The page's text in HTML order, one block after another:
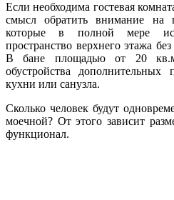
Если необходима гостевая
смысл обратить внимание на
которые в полной мере
пространство верхнего этажа
В бане площадью от 20 кв.м
обустройства
кухни или санузла.
Сколько человек будут
моечной? От этого зависит
функционал.